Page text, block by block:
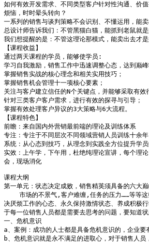
如何有效开发需求、不同类型客户针对性沟通、价
烦恼，时时晕头转向？
一系列的销售与谈判策略不会识别、不懂运用，能
总设计师告诉我们：不管黑猫白猫，能抓到老鼠就是
我们想提醒的是：不管这理论那模式，能卖出去才是
【课程收益】
通过两天课程的学员，能够使学员:
学习自我激励，销售工作中迅速调整心态，达到巅峰
掌握销售实战的核心理念和相关实用技巧；
掌握销售机会管理十一项核心要素；
关注与客户建立信任的N个关键点，并能够采取有效
针对三类客户客户需求，进行有效的探寻与引导；
掌握有效处理客户异议的3大策略与6大流程。
【课程特色】
前瞻：来自国内外营销最前端的理论及训练体系
专注：专注于不同层次不同领域营销人员训练十余年
系统：从心态到技巧，从理念到实践全方位提升学
实效：上午学，下午用，杜绝纯理论宣讲，每个理
会，现场消化
课程大纲
第一单元：状态决定成败，销售精英须具备的六大
市场的不景气,客户难缠,任务的压力……等等
决厌烦工作的心态、永久保持激情状态、养成积极
于每一位销售人员都是需要去思考的问题，要知道状
一、危机意识
a、案例：成功的人士都是具备危机意识的，企业
b、危机意识就是永不满足的进取心，对于销售人